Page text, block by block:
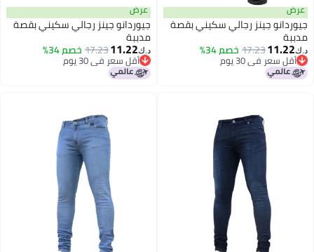
عرض
جيوردانو جينز رجالي سكيني بقصة
مدببة
د.ك‏11.22
17.23خصم 34%
أقل سعر في 30 يوم
أقل سعر في 30 يوم
عرض
جيوردانو جينز رجالي سكيني بقصة
مدببة
د.ك‏11.22
17.23خصم 34%
أقل سعر في 30 يوم
أقل سعر في 30 يوم